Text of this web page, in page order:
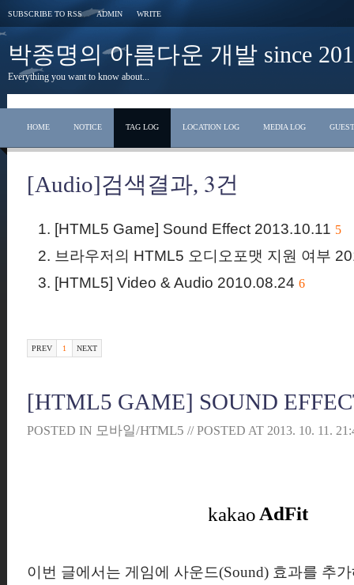
SUBSCRIBE TO RSS ADMIN WRITE
박종명의 아름다운 개발 since
Everything you want to know about...
HOME NOTICE TAG LOG LOCATION LOG MEDIA LOG
[Audio]검색결과, 3건
[HTML5 Game] Sound Effect 2013.10.11 5
브라우저의 HTML5 오디오포맷 지원 여부
[HTML5] Video & Audio 2010.08.24 6
PREV 1 NEXT
[HTML5 GAME] SOUND
POSTED IN 모바일/HTML5 // POSTED AT 2013. 10. 11.
이번 글에서는 게임에 사운드(Sound) 효과를 추